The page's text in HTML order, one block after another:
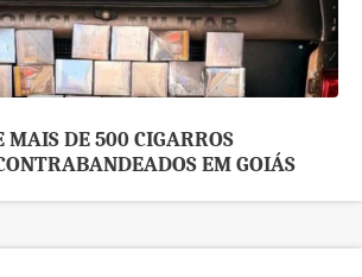
MAIS DE 500 CIGARROS
EM GOIÁS